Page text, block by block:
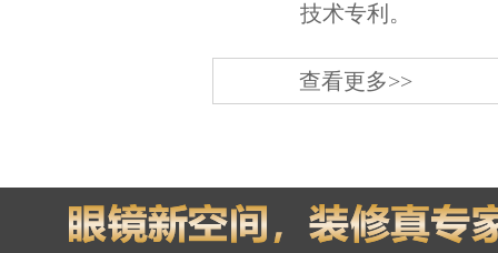
技术专利。
查看更多>>